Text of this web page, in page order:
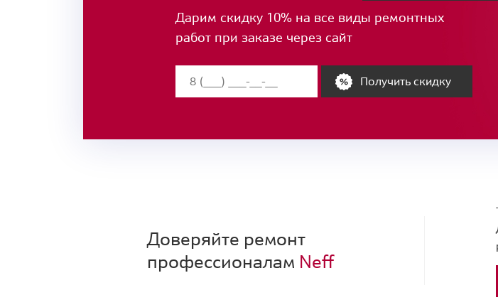
Дарим скидку 10% на все виды ремонтных
работ при заказе через сайт
Получить скидку
Доверяйте ремонт
профессионалам Neff